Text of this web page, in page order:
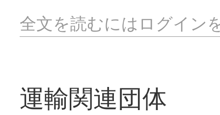
全文を読むにはログイン
運輸関連団体